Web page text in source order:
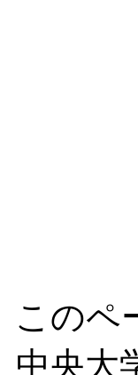
このペ
中央大